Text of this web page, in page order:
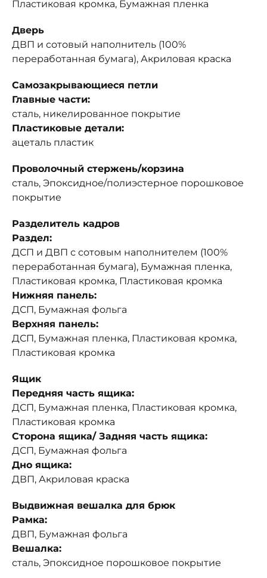
Пластиковая кромка, Бумажная пленка
Дверь
ДВП и сотовый наполнитель (100%
переработанная бумага), Акриловая краска
Самозакрывающиеся петли
Главные части:
сталь, никелированное покрытие
Пластиковые детали:
ацеталь пластик
Проволочный стержень/корзина
сталь, Эпоксидное/полиэстерное порошковое
покрытие
Разделитель кадров
Раздел:
ДСП и ДВП с сотовым наполнителем (100%
переработанная бумага), Бумажная пленка,
Пластиковая кромка, Пластиковая кромка
Нижняя панель:
ДСП, Бумажная фольга
Верхняя панель:
ДСП, Бумажная пленка, Пластиковая кромка,
Пластиковая кромка
Ящик
Передняя часть ящика:
ДСП, Бумажная пленка, Пластиковая кромка,
Пластиковая кромка
Сторона ящика/ Задняя часть ящика:
ДСП, Бумажная фольга
Дно ящика:
ДВП, Акриловая краска
Выдвижная вешалка для брюк
Рамка:
ДВП, Бумажная фольга
Вешалка:
сталь, Эпоксидное порошковое покрытие